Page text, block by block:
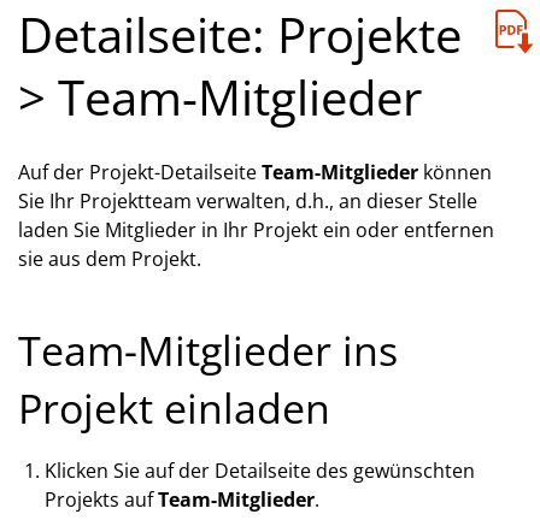
Detailseite: Projekte
> Team-Mitglieder
Auf der Projekt-DetailseiteTeam-Mitglieder können
Sie Ihr Projektteam verwalten, d.h., an dieser Stelle
laden Sie Mitglieder in Ihr Projekt ein oder entfernen
sie aus dem Projekt.
Team-Mitglieder ins
Projekt einladen
Klicken Sie auf der Detailseite des gewünschten
Projekts aufTeam-Mitglieder.